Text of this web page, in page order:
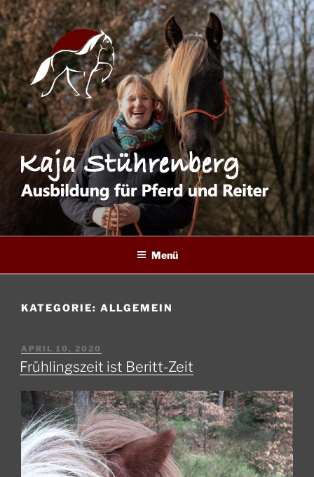
Zum
Inhalt
springen
Menü
KATEGORIE: ALLGEMEIN
VERÖFFENTLICHT
AM
APRIL 10, 2020
Frühlingszeit ist Beritt-Zeit